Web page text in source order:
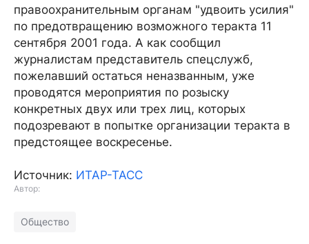
правоохранительным органам "удвоить усилия"
по предотвращению возможного теракта 11
сентября 2001 года. А как сообщил
журналистам представитель спецслужб,
пожелавший остаться неназванным, уже
проводятся мероприятия по розыску
конкретных двух или трех лиц, которых
подозревают в попытке организации теракта в
предстоящее воскресенье.
Источник: ИТАР-ТАСС
Автор:
Общество